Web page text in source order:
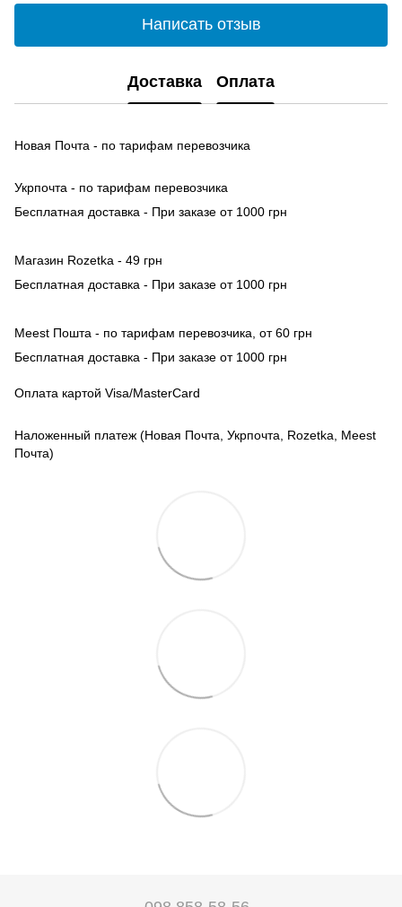
Написать отзыв
Доставка Оплата
Новая Почта - по тарифам перевозчика
Укрпочта - по тарифам перевозчика
Бесплатная доставка - При заказе от 1000 грн
Магазин Rozetka - 49 грн
Бесплатная доставка - При заказе от 1000 грн
Meest Пошта - по тарифам перевозчика, от 60 грн
Бесплатная доставка - При заказе от 1000 грн
Оплата картой Visa/MasterCard
Наложенный платеж (Новая Почта, Укрпочта, Rozetka, Meest
Почта)